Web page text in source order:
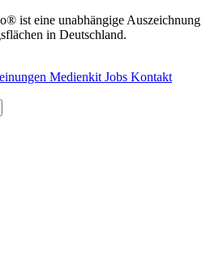
ist eine unabhängige Auszeichnung
in Deutschland.
Medienkit Jobs Kontakt